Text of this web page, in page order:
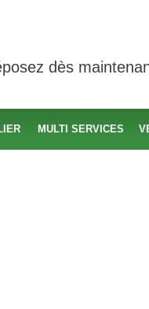
dès
MULTI SERVICES